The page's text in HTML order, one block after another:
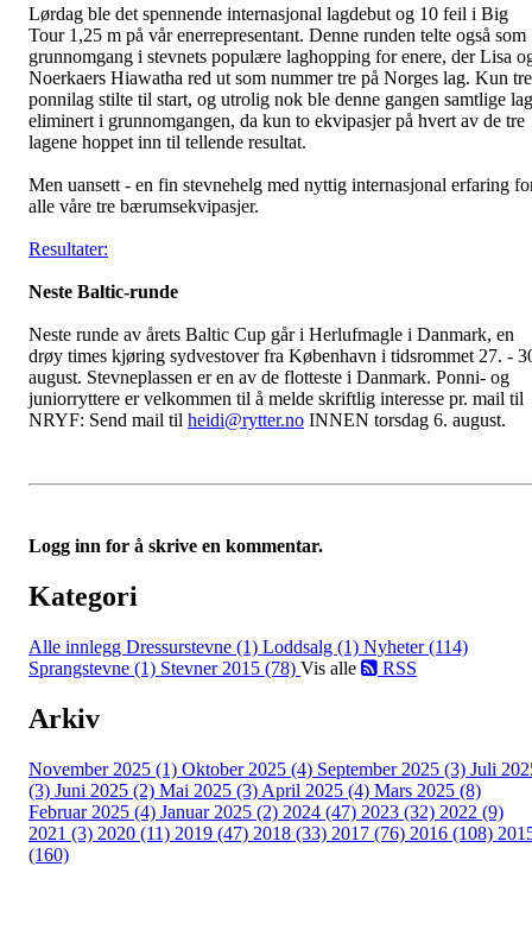
Lørdag ble det spennende internasjonal lagdebut og 10 feil i Big
Tour 1,25 m på vår enerrepresentant. Denne runden telte også som
grunnomgang i stevnets populære laghopping for enere, der Lisa
Noerkaers Hiawatha red ut som nummer tre på Norges lag. Kun tre
ponnilag stilte til start, og utrolig nok ble denne gangen samtlige lag
eliminert i grunnomgangen, da kun to ekvipasjer på hvert av de tre
lagene hoppet inn til tellende resultat.
Men uansett - en fin stevnehelg med nyttig internasjonal erfaring
alle våre tre bærumsekvipasjer.
Resultater:
Neste Baltic-runde
Neste runde av årets Baltic Cup går i Herlufmagle i Danmark, en
drøy times kjøring sydvestover fra København i tidsrommet 27. -
august. Stevneplassen er en av de flotteste i Danmark. Ponni- og
juniorryttere er velkommen til å melde skriftlig interesse pr. mail til
NRYF: Send mail til heidi@rytter.no INNEN torsdag 6. august.
Logg inn for å skrive en kommentar.
Kategori
Alle innlegg Dressurstevne (1) Loddsalg (1) Nyheter (114)
Sprangstevne (1) Stevner 2015 (78) Vis alle RSS
Arkiv
November 2025 (1) Oktober 2025 (4) September 2025 (3) Juli
(3) Juni 2025 (2) Mai 2025 (3) April 2025 (4) Mars 2025 (8)
Februar 2025 (4) Januar 2025 (2) 2024 (47) 2023 (32) 2022 (9)
2021 (3) 2020 (11) 2019 (47) 2018 (33) 2017 (76) 2016 (108)
(160)